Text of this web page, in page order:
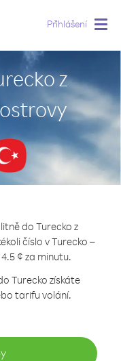
Přihlášení
z
do Turecko z
číslo v Turecko –
¢ za minutu.
Turecko získáte
tarifu volání.